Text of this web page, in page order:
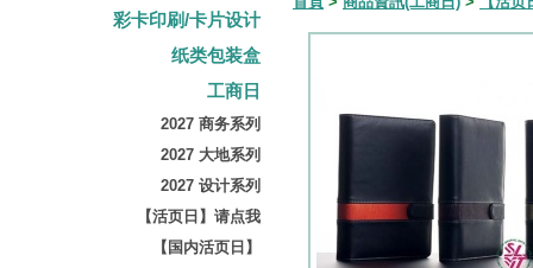
彩卡印刷/卡片设计
纸类包装盒
工商日
2027 商务系列
2027 大地系列
2027 设计系列
【活页日】请点我
【国内活页日】